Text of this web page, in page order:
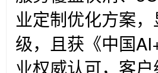
业定制优化方案
级，且获《中国
业权威认可，客